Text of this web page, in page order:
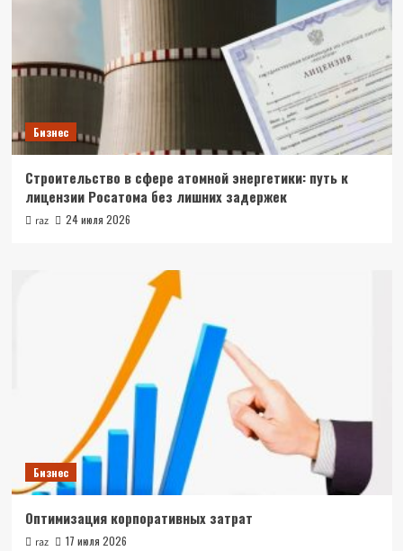
Бизнес
Строительство в сфере атомной энергетики: путь к
лицензии Росатома без лишних задержек
raz 24 июля 2026
Бизнес
Оптимизация корпоративных затрат
raz 17 июля 2026